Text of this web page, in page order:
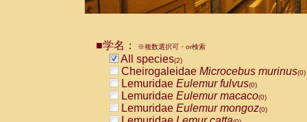
■学名： ※複数選択可・or検索
All species(2)
Cheirogaleidae Microcebus murinus(0)
Lemuridae Eulemur fulvus(0)
Lemuridae Eulemur macaco(0)
Lemuridae Eulemur mongoz(0)